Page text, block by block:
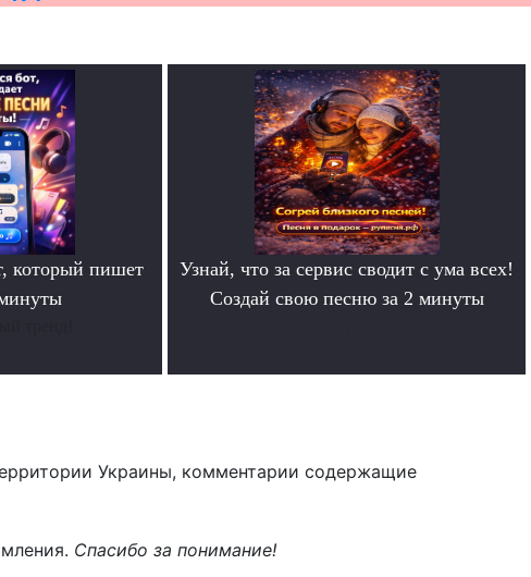
который пишет
Узнай, что за сервис сводит с ума всех!
Создай свою песню за 2 минуты
Украины, комментарии содержащие
Спасибо за понимание!